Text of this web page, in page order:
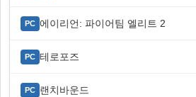
PC 에이리언: 파이어팀 엘리트 2
PC 테로포즈
PC 랜치바운드